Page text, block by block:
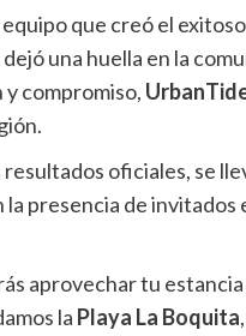
que creó el
dejó una huella en la
y compromiso,
oficiales, se
la presencia de
aprovechar tu
la Playa La Boquita